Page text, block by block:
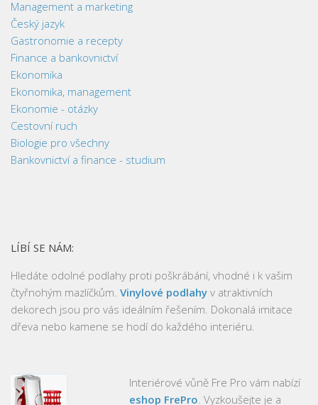
Management a marketing
Český jazyk
Gastronomie a recepty
Finance a bankovnictví
Ekonomika
Ekonomika, management
Ekonomie - otázky
Cestovní ruch
Biologie pro všechny
Bankovnictví a finance - studium
LÍBÍ SE NÁM:
Hledáte odolné podlahy proti poškrábání, vhodné i k vašim
čtyřnohým mazlíčkům. Vinylové podlahy v atraktivních
dekorech jsou pro vás ideálním řešením. Dokonalá imitace
dřeva nebo kamene se hodí do každého interiéru.
Interiérové vůně Fre Pro vám nabízí
eshop FrePro . Vyzkoušejte je a